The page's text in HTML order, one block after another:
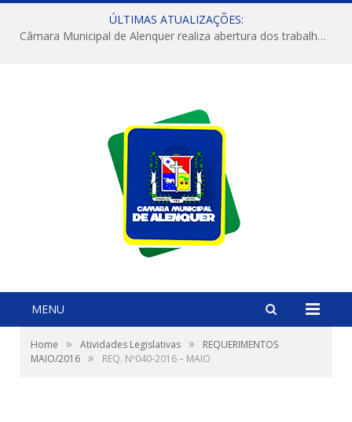
ÚLTIMAS ATUALIZAÇÕES:
Câmara Municipal de Alenquer realiza abertura dos trabalhos do 4º Período Legislativo
MENU
Home » Atividades Legislativas »
REQUERIMENTOS
MAIO/2016 » REQ. Nº040-2016 – MAIO